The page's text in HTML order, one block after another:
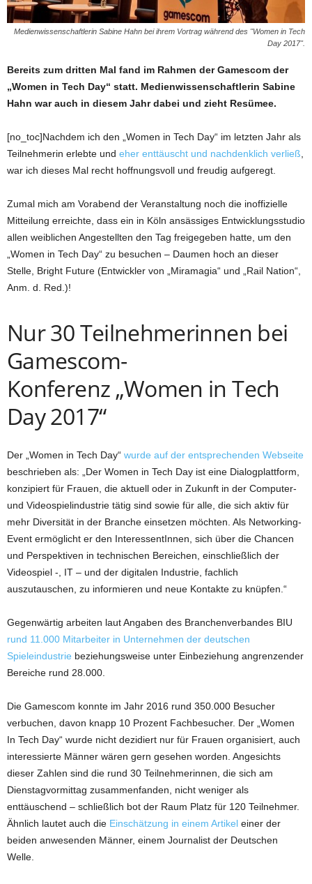
Medienwissenschaftlerin Sabine Hahn bei ihrem Vortrag während des "Women in Tech
Day 2017".
Bereits zum dritten Mal fand im Rahmen der Gamescom der
„Women in Tech Day“ statt. Medienwissenschaftlerin Sabine
Hahn war auch in diesem Jahr dabei und zieht Resümee.
[no_toc]Nachdem ich den „Women in Tech Day“ im letzten Jahr als
Teilnehmerin erlebte und eher enttäuscht und nachdenklich verließ
war ich dieses Mal recht hoffnungsvoll und freudig aufgeregt.
Zumal mich am Vorabend der Veranstaltung noch die inoffizielle
Mitteilung erreichte, dass ein in Köln ansässiges Entwicklungsstudio
allen weiblichen Angestellten den Tag freigegeben hatte, um den
„Women in Tech Day“ zu besuchen – Daumen hoch an dieser
Stelle, Bright Future (Entwickler von „Miramagia“ und „Rail Nation“,
Anm. d. Red.)!
Nur 30 Teilnehmerinnen bei
Gamescom-
Konferenz „Women in Tech
Day 2017“
Der „Women in Tech Day“ wurde auf der entsprechenden Webseite
beschrieben als: „Der Women in Tech Day ist eine Dialogplattform,
konzipiert für Frauen, die aktuell oder in Zukunft in der Computer-
und Videospielindustrie tätig sind sowie für alle, die sich aktiv für
mehr Diversität in der Branche einsetzen möchten. Als Networking-
Event ermöglicht er den InteressentInnen, sich über die Chancen
und Perspektiven in technischen Bereichen, einschließlich der
Videospiel -, IT – und der digitalen Industrie, fachlich
auszutauschen, zu informieren und neue Kontakte zu knüpfen.“
Gegenwärtig arbeiten laut Angaben des Branchenverbandes BIU
rund 11.000 Mitarbeiter in Unternehmen der deutschen
Spieleindustrie beziehungsweise unter Einbeziehung angrenzender
Bereiche rund 28.000.
Die Gamescom konnte im Jahr 2016 rund 350.000 Besucher
verbuchen, davon knapp 10 Prozent Fachbesucher. Der „Women
In Tech Day“ wurde nicht dezidiert nur für Frauen organisiert, auch
interessierte Männer wären gern gesehen worden. Angesichts
dieser Zahlen sind die rund 30 Teilnehmerinnen, die sich am
Dienstagvormittag zusammenfanden, nicht weniger als
enttäuschend – schließlich bot der Raum Platz für 120 Teilnehmer.
Ähnlich lautet auch die Einschätzung in einem Artikel einer der
beiden anwesenden Männer, einem Journalist der Deutschen
Welle.